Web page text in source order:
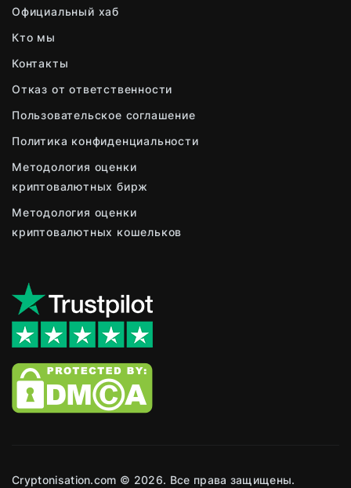
Официальный хаб
Кто мы
Контакты
Отказ от ответственности
Пользовательское соглашение
Политика конфиденциальности
Методология оценки
криптовалютных бирж
Методология оценки
криптовалютных кошельков
Cryptonisation.com © 2026. Все права защищены.